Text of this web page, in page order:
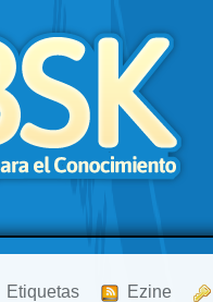
Etiquetas Ezine